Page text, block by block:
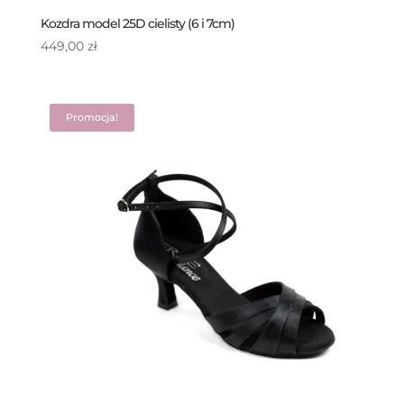
Kozdra model 25D cielisty (6 i 7cm)
449,00 zł
Promocja!